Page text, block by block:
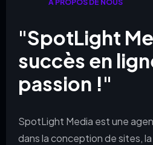
À PROPOS DE NOUS
"SpotLight
succès en
passion !"
SpotLight Media est une
dans la conception de sites,